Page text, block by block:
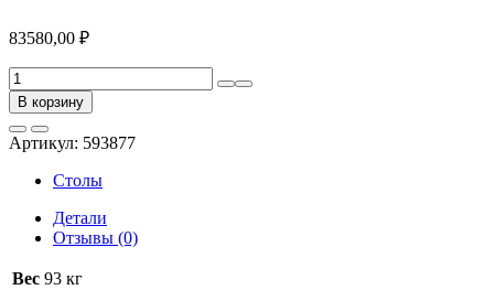
83580,00 ₽
Количество
товара
Alatri
120
gloss
amber
solid
ceramic
black
В корзину
Артикул: 593877
Столы
Детали
Отзывы (0)
Вес 93 кг